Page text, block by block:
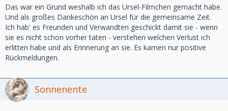
Das war ein Grund weshalb ich das Ursel-Filmchen gemacht habe.
Und als großes Dankeschön an Ursel für die gemeinsame Zeit.
Ich hab' es Freunden und Verwandten geschickt damit sie - wenn
sie es nicht schon vorher taten - verstehen welchen Verlust ich
erlitten habe und als Erinnerung an sie. Es kamen nur positive
Rückmeldungen.
Sonnenente